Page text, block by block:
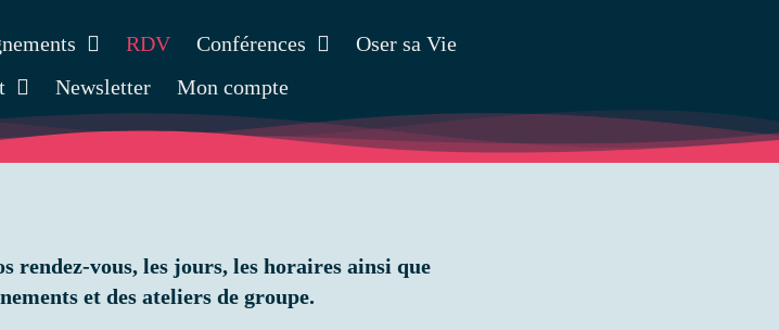
RDV Conférences
Oser sa Vie
Newsletter Mon compte
rendez-vous, les jours, les horaires ainsi que
et des ateliers de groupe.